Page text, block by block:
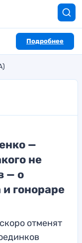
Подробнее
—
не
— о
гонораре
отменят